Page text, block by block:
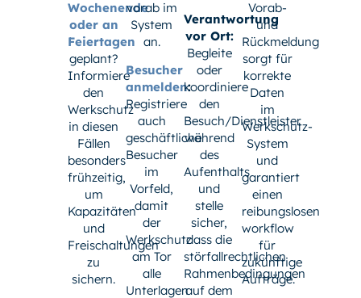
Wochenende
oder an
Feiertagen
geplant?
Informiere
den
Werkschutz
in diesen
Fällen
besonders
frühzeitig,
um
Kapazitäten
und
Freischaltungen
zu
sichern.
vorab im
System
an.
Besucher
anmelden:
Registriere
auch
geschäftliche
Besucher
im
Vorfeld,
damit
der
Werkschutz
am Tor
alle
Unterlagen
Verantwortung
vor Ort:
Begleite
oder
koordiniere
den
Besuch/Dienstleister
während
des
Aufenthalts
und
stelle
sicher,
dass die
störfallrechtlichen
Rahmenbedingungen
auf dem
Vorab-
und
Rückmeldung
sorgt für
korrekte
Daten
im
Werkschutz-
System
und
garantiert
einen
reibungslosen
workflow
für
zukünftige
Aufträge.